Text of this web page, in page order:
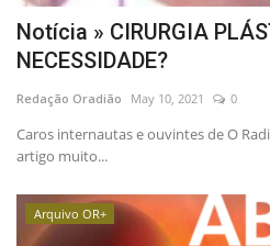
Notícia » CIRURGIA
NECESSIDADE?
Redação Oradião May 10, 2021 0
Caros internautas e ouvintes de O
artigo muito...
Arquivo OR+